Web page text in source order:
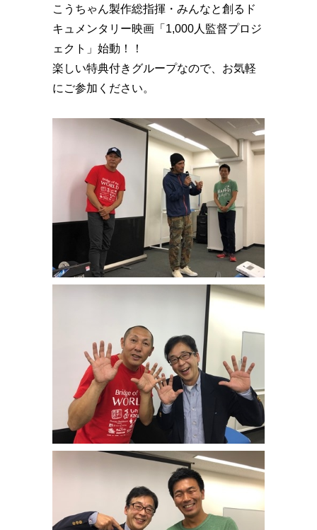
こうちゃん製作総指揮・みんなと創るド
キュメンタリー映画「1,000人監督プロジ
ェクト」始動！！️
楽しい特典付きグループなので、お気軽
にご参加ください。